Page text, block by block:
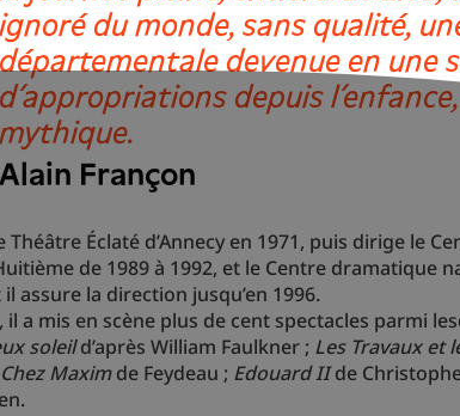
ignoré du monde, sans qualité,
départementale devenue en une
d’appropriations depuis
mythique.
Alain Françon
Théâtre Éclaté d’Annecy en 1971, puis dirige le
de 1989 à 1992, et le Centre dramatique
assure la direction jusqu’en 1996.
il a mis en scène plus de cent spectacles parmi
soleild’après William Faulkner ; Les Travaux et
Maximde Feydeau ; Edouard IIde